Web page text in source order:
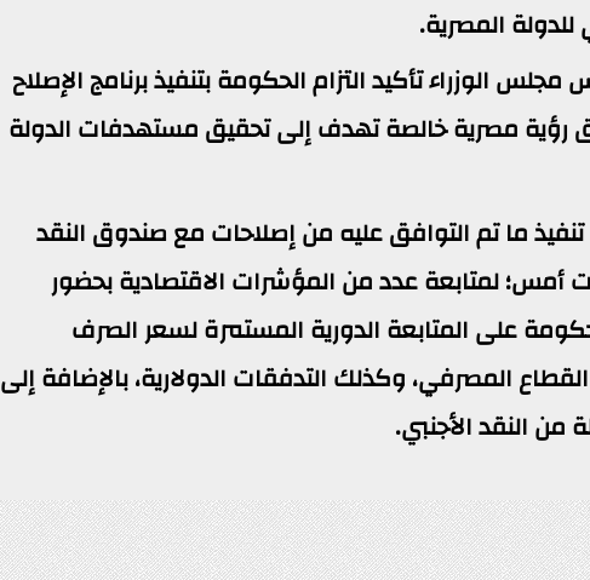
للدولة المصرية.
الوزراء تأكيد التزام الحكومة بتنفيذ برنامج الإصلاح
رؤية مصرية خالصة تهدف إلى تحقيق مستهدفات الدولة
ما تم التوافق عليه من إصلاحات مع صندوق النقد
أمس؛ لمتابعة عدد من المؤشرات الاقتصادية بحضور
على المتابعة الدورية المستمرة لسعر الصرف
المصرفي، وكذلك التدفقات الدولارية، بالإضافة إلى
من النقد الأجنبي.